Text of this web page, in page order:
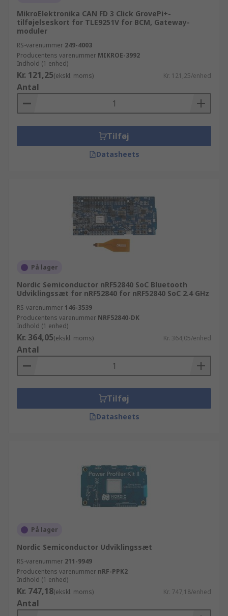
MikroElektronika CAN FD 3 Click GrovePi+-
tilføjelseskort for TLE9251V for BCM, Gateway-
moduler
RS-varenummer 249-4003
Producentens varenummer MIKROE-3992
Indhold (1 enhed)
Kr. 121,25(ekskl. moms) Kr. 121,25/enhed
Antal
Tilføj
Datasheets
På lager
Nordic Semiconductor nRF52840 SoC Bluetooth
Udviklingssæt for nRF52840 for nRF52840 SoC 2.4 GHz
RS-varenummer 146-3539
Producentens varenummer NRF52840-DK
Indhold (1 enhed)
Kr. 364,05(ekskl. moms) Kr. 364,05/enhed
Antal
Tilføj
Datasheets
På lager
Nordic Semiconductor Udviklingssæt
RS-varenummer 211-9949
Producentens varenummer nRF-PPK2
Indhold (1 enhed)
Kr. 747,18(ekskl. moms) Kr. 747,18/enhed
Antal